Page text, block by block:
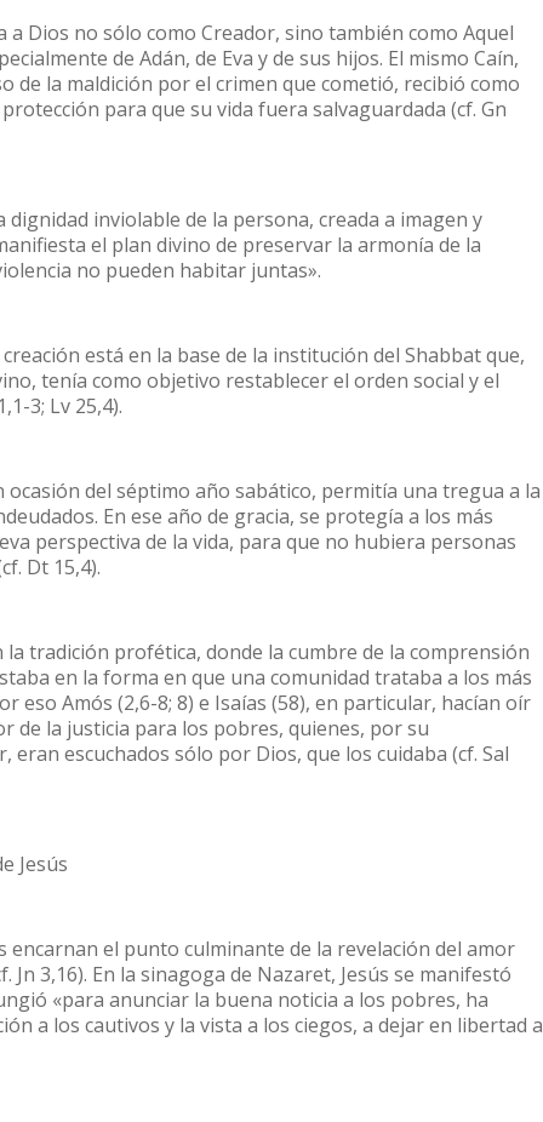
a Dios no sólo como Creador, sino también como Aquel
de Adán, de Eva y de sus hijos. El mismo Caín,
de la maldición por el crimen que cometió, recibió como
para que su vida fuera salvaguardada (cf. Gn
dignidad inviolable de la persona, creada a imagen y
el plan divino de preservar la armonía de la
no pueden habitar juntas».
está en la base de la institución del Shabbat que,
tenía como objetivo restablecer el orden social y el
3; Lv 25,4).
ocasión del séptimo año sabático, permitía una tregua a la
En ese año de gracia, se protegía a los más
perspectiva de la vida, para que no hubiera personas
Dt 15,4).
la tradición profética, donde la cumbre de la comprensión
en la forma en que una comunidad trataba a los más
eso Amós (2,6-8; 8) e Isaías (58), en particular, hacían oír
de la justicia para los pobres, quienes, por su
eran escuchados sólo por Dios, que los cuidaba (cf. Sal
Jesús
encarnan el punto culminante de la revelación del amor
Jn 3,16). En la sinagoga de Nazaret, Jesús se manifestó
«para anunciar la buena noticia a los pobres, ha
a los cautivos y la vista a los ciegos, a dejar en libertad a